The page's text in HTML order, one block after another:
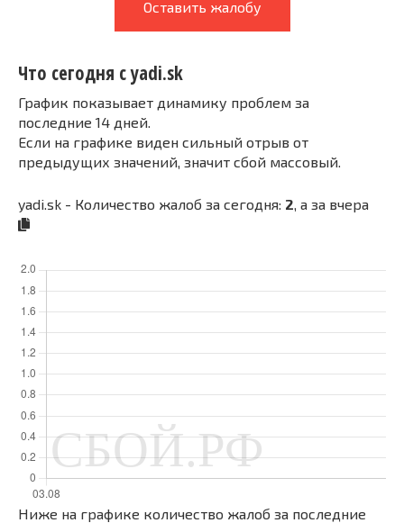
Оставить жалобу
Что сегодня с yadi.sk
График показывает динамику проблем за
последние 14 дней.
Если на графике виден сильный отрыв от
предыдущих значений, значит сбой массовый.
yadi.sk - Количество жалоб за сегодня: 2 , а за вчера
Ниже на графике количество жалоб за последние